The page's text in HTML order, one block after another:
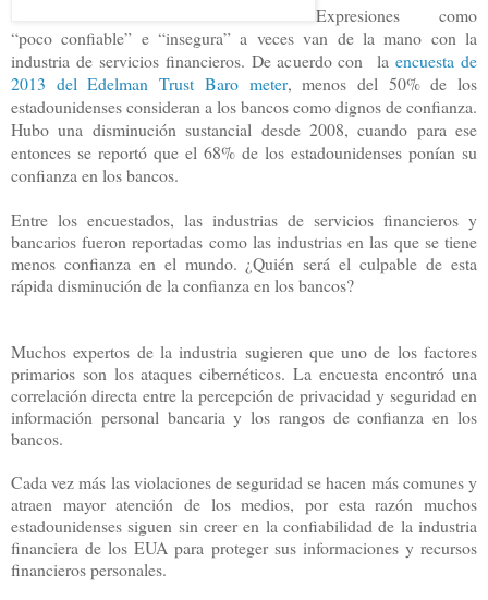
Expresiones como
“poco confiable” e “insegura” a veces van de la mano con la
industria de servicios financieros. De acuerdo con laencuesta de
2013 del Edelman Trust Baro meter,menos del 50% de los
estadounidenses consideran a los bancos como dignos de confianza.
Hubo una disminución sustancial desde 2008, cuando para ese
entonces se reportó que el 68% de los estadounidenses ponían su
confianza en los bancos.
Entre los encuestados, las industrias de servicios financieros y
bancarios fueron reportadas como las industrias en las que se tiene
menos confianza en el mundo. ¿Quién será el culpable de esta
rápida disminución de la confianza en los bancos?
Muchos expertos de la industria sugieren que uno de los factores
primarios son los ataques cibernéticos. La encuesta encontró una
correlación directa entre la percepción de privacidad y seguridad en
información personal bancaria y los rangos de confianza en los
bancos.
Cada vez más las violaciones de seguridad se hacen más comunes y
atraen mayor atención de los medios, por esta razón muchos
estadounidenses siguen sin creer en la confiabilidad de la industria
financiera de los EUA para proteger sus informaciones y recursos
financieros personales.